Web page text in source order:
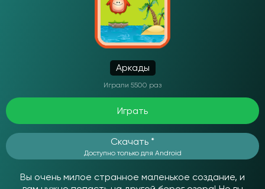
Аркады
Играли 5500 раз
Играть
Скачать *
Доступно только для Android
Вы очень милое странное маленькое создание, и